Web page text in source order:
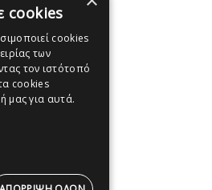
cookies
cookies
των
τον ιστότοπό
cookies
μας για αυτά.